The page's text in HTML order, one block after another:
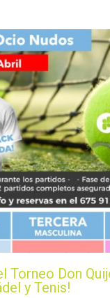
Torneo Don
y Tenis!